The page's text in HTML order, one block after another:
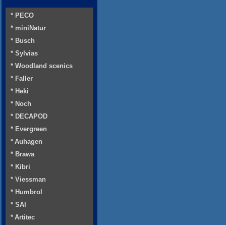
* PECO
* miniNatur
* Busch
* Sylvias
* Woodland scenics
* Faller
* Heki
* Noch
* DECAPOD
* Evergreen
* Auhagen
* Brawa
* Kibri
* Viessman
* Humbrol
* SAI
* Artitec